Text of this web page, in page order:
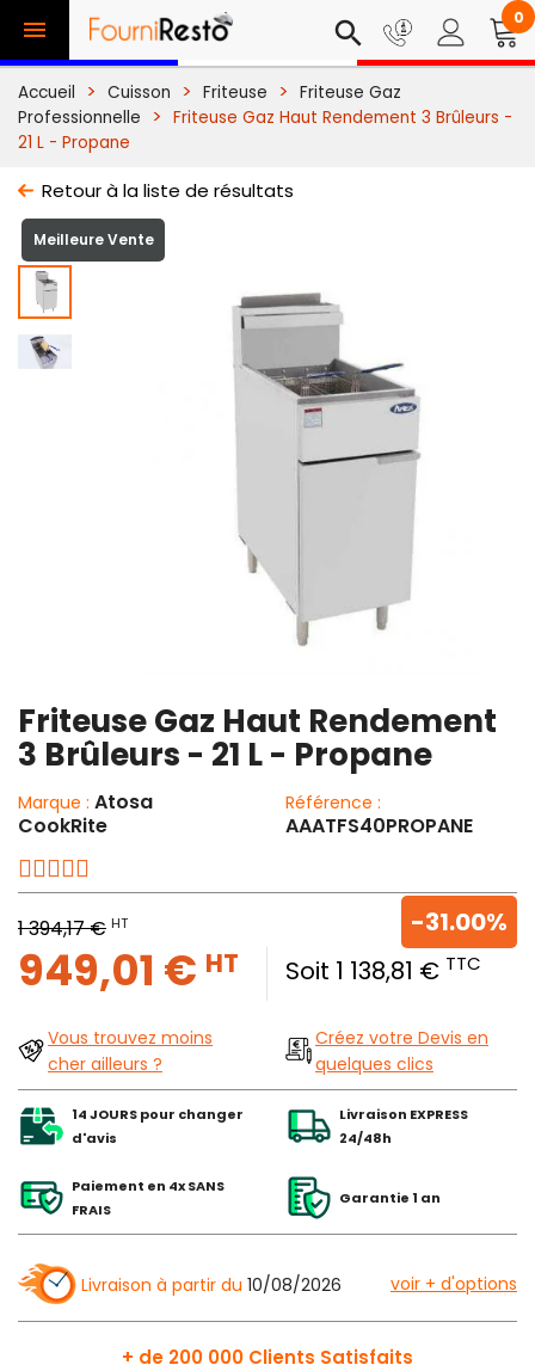
 search 0
Accueil Cuisson Friteuse
Friteuse Gaz
Professionnelle
Friteuse Gaz Haut Rendement 3 Brûleurs -
21 L - Propane
Retour à la liste de résultats
Meilleure Vente
Friteuse Gaz Haut Rendement
3 Brûleurs - 21 L - Propane
Marque : Atosa
CookRite
Référence :
AAATFS40PROPANE
1 394,17 € HT
949,01 € HT Soit 1 138,81 € TTC
-31.00%
Vous trouvez moins
cher ailleurs ?
Créez votre Devis en
quelques clics
14 JOURS pour changer
d'avis
Livraison EXPRESS
24/48h
Paiement en 4x SANS
FRAIS
Garantie 1 an
Livraison à partir du 10/08/2026 voir + d'options
+ de 200 000 Clients Satisfaits